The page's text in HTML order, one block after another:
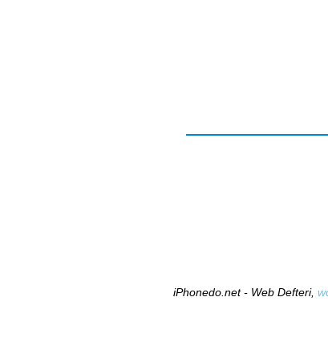
iPhonedo.net - Web Defteri,